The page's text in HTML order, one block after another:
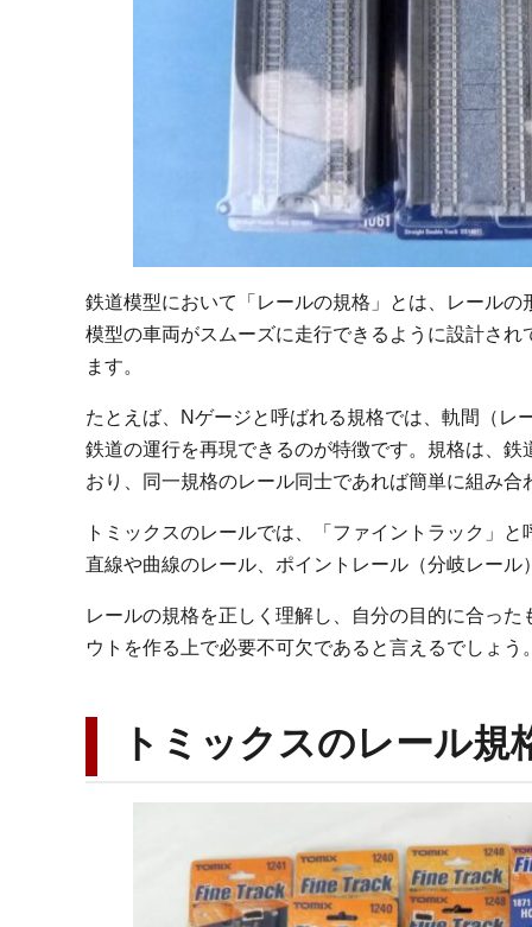
鉄道模型において「レールの規格」とは、レール
模型の車両がスムーズに走行できるように設計さ
ます。
たとえば、Nゲージと呼ばれる規格では、軌間（レ
鉄道の運行を再現できるのが特徴です。規格は、
おり、同一規格のレール同士であれば簡単に組み合
トミックスのレールでは、「ファイントラック」
直線や曲線のレール、ポイントレール（分岐レール
レールの規格を正しく理解し、自分の目的に合っ
ウトを作る上で必要不可欠であると言えるでしょう
トミックスのレール規